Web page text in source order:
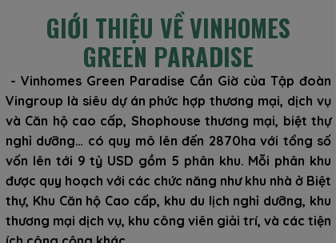
GIỚI THIỆU VỀ VINHOMES
GREEN PARADISE
- Vinhomes Green Paradise Cần Giờ của Tập đoàn
Vingroup là siêu dự án phức hợp thương mại, dịch vụ
và Căn hộ cao cấp, Shophouse thương mại, biệt thự
nghỉ dưỡng… có quy mô lên đến 2870ha với tổng số
vốn lên tới 9 tỷ USD gồm 5 phân khu. Mỗi phân khu
được quy hoạch với các chức năng như khu nhà ở Biệt
thự, Khu Căn hộ Cao cấp, khu du lịch nghỉ dưỡng, khu
thương mại dịch vụ, khu công viên giải trí, và các tiện